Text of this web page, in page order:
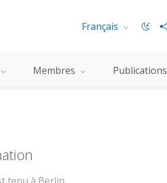
Français
Membres Publications